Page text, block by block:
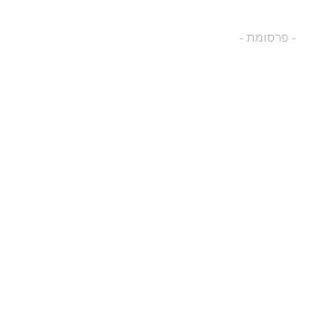
- פרסומת -